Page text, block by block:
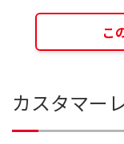
こ
カスタマー